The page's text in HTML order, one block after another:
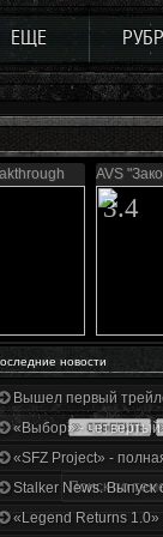
ЕЩЕ
AVS
3.4
новости
Вышел первый
«Выбор» - четвертый
«SFZ Project» -
Stalker News. Выпуск
«Legend Returns